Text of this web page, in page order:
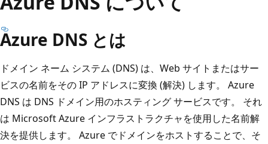
Azure DNS とは
ドメイン ネーム システム (DNS) は、Web サイトまたはサー
ビスの名前をその IP アドレスに変換 (解決) します。 Azure
DNS は DNS ドメイン用のホスティング サービスです。 それ
は Microsoft Azure インフラストラクチャを使用した名前解
決を提供します。 Azure でドメインをホストすることで、そ